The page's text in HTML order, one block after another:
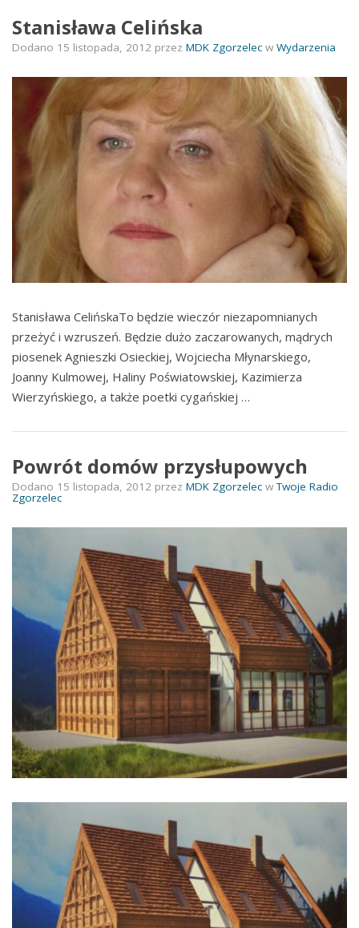
BĘDZIE
Stanisława Celińska
Dodano 15 listopada, 2012 przez MDK Zgorzelec w Wydarzenia
Stanisława CelińskaTo będzie wieczór niezapomnianych
przeżyć i wzruszeń. Będzie dużo zaczarowanych, mądrych
piosenek Agnieszki Osieckiej, Wojciecha Młynarskiego,
Joanny Kulmowej, Haliny Poświatowskiej, Kazimierza
Wierzyńskiego, a także poetki cygańskiej …
Powrót domów przysłupowych
Dodano 15 listopada, 2012 przez MDK Zgorzelec wTwoje Radio
Zgorzelec